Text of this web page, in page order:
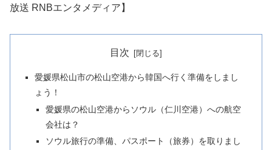
放送 RNBエンタメディア】
目次
愛媛県松山市の松山空港から韓国へ行く準備をしまし
ょう！
愛媛県の松山空港からソウル（仁川空港）への航空
会社は？
ソウル旅行の準備、パスポート（旅券）を取りまし